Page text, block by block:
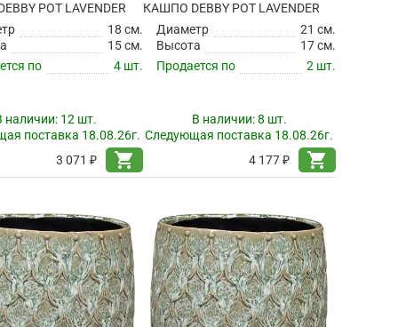
POT LAVENDER
18 см.
15 см.
по
4 шт.
наличии: 12 шт.
поставка 18.08.26г.
3 071 ₽
shopping_cart
КАШПО DEBBY POT LAVENDER
Диаметр
21 см.
Высота
17 см.
Продается по
2 шт.
В наличии:8 шт.
Следующая поставка 18.08.26г.
4 177 ₽
shopping_cart